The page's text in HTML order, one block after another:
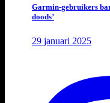
Garmin-gebruikers
doods’
29 januari 2025